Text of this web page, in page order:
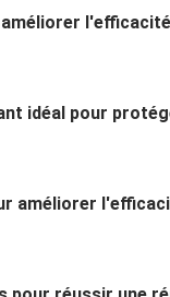
idéal pour
améliorer